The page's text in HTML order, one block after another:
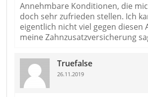
Annehmbare Konditionen, die
doch sehr zufrieden stellen. Ich
eigentlich nicht viel gegen diesen
meine Zahnzusatzversicherung
Truefalse
26.11.2019